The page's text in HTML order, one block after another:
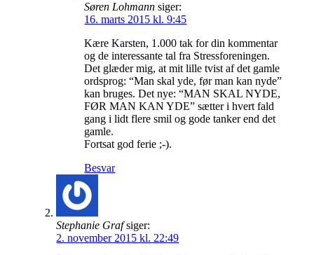
Søren Lohmann siger:
16. marts 2015 kl. 9:45
Kære Karsten, 1.000 tak for din kommentar
og de interessante tal fra Stressforeningen.
Det glæder mig, at mit lille tvist af det gamle
ordsprog: “Man skal yde, før man kan nyde”
kan bruges. Det nye: “MAN SKAL NYDE,
FØR MAN KAN YDE” sætter i hvert fald
gang i lidt flere smil og gode tanker end det
gamle.
Fortsat god ferie ;-).
Besvar
Stephanie Graf siger:
2. november 2015 kl. 22:49